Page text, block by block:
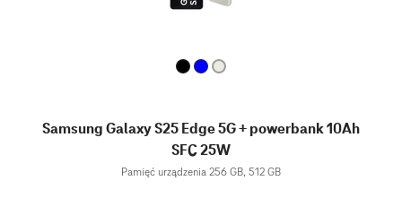
Samsung Galaxy S25 Edge 5G + powerbank 10Ah
SFC 25W
Pamięć urządzenia 256 GB, 512 GB